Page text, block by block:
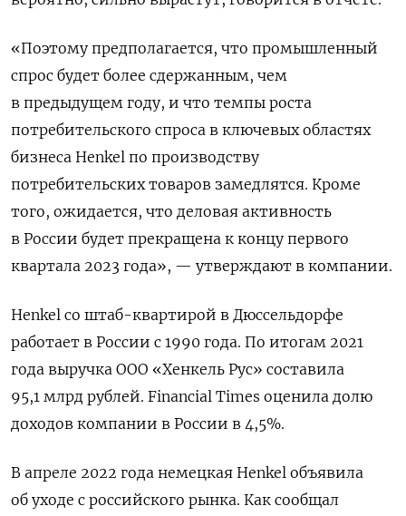
«Поэтому предполагается, что промышленный
спрос будет более сдержанным, чем
в предыдущем году, и что темпы роста
потребительского спроса в ключевых областях
бизнеса Henkel по производству
потребительских товаров замедлятся. Кроме
того, ожидается, что деловая активность
в России будет прекращена к концу первого
квартала 2023 года», — утверждают в компании.
Henkel со штаб-квартирой в Дюссельдорфе
работает в России с 1990 года. По итогам 2021
года выручка ООО «Хенкель Рус» составила
95,1 млрд рублей. Financial Times оценила долю
доходов компании в России в 4,5%.
В апреле 2022 года немецкая Henkel объявила
об уходе с российского рынка. Как сообщал